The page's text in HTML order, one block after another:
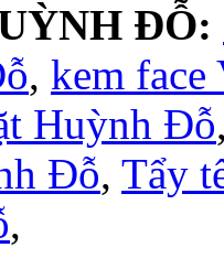
ĐỖ:
, kem
Huỳnh Đỗ
Đỗ, Tẩy
,